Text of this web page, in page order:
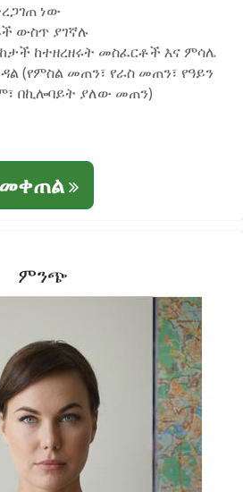
ነው
ውስጥ ያገኛሉ
ከተዘረዘሩት መስፈርቶች እና ምሳሌ
(የምስል መጠን፣ የራስ መጠን፣ የዓይን
በኪሎባይት ያለው መጠን)
ምንጭ